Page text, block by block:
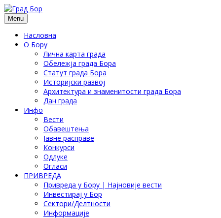
Menu
Насловна
О Бору
Лична карта града
Обележја града Бора
Статут града Бора
Историјски развој
Архитектура и знаменитости града Бора
Дан града
Инфо
Вести
Обавештења
Јавне расправе
Конкурси
Одлуке
Огласи
ПРИВРЕДА
Привреда у Бору | Најновије вести
Инвестирај у Бор
Сектори/Делтности
Информације